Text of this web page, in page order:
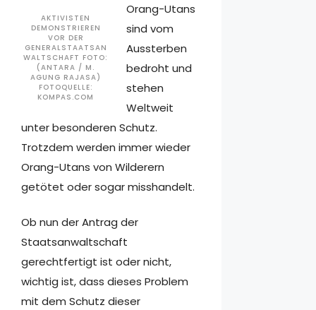
AKTIVISTEN
DEMONSTRIEREN
VOR DER
GENERALSTAATSAN
WALTSCHAFT FOTO:
(ANTARA / M.
AGUNG RAJASA)
FOTOQUELLE:
KOMPAS.COM
Orang-Utans
sind vom
Aussterben
bedroht und
stehen
Weltweit
unter besonderen Schutz.
Trotzdem werden immer wieder
Orang-Utans von Wilderern
getötet oder sogar misshandelt.
Ob nun der Antrag der
Staatsanwaltschaft
gerechtfertigt ist oder nicht,
wichtig ist, dass dieses Problem
mit dem Schutz dieser